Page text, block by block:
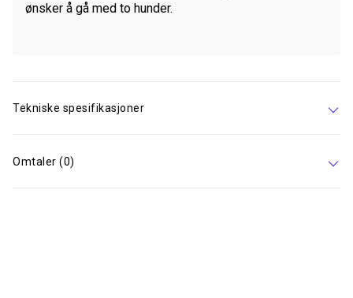
ønsker å gå med to hunder.
Tekniske spesifikasjoner
Omtaler (0)